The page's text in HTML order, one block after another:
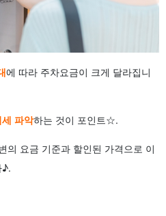
에 따라 주차요금이 크게 달라집니
파악하는 것이 포인트☆.
의 요금 기준과 할인된 가격으로 이
♪.